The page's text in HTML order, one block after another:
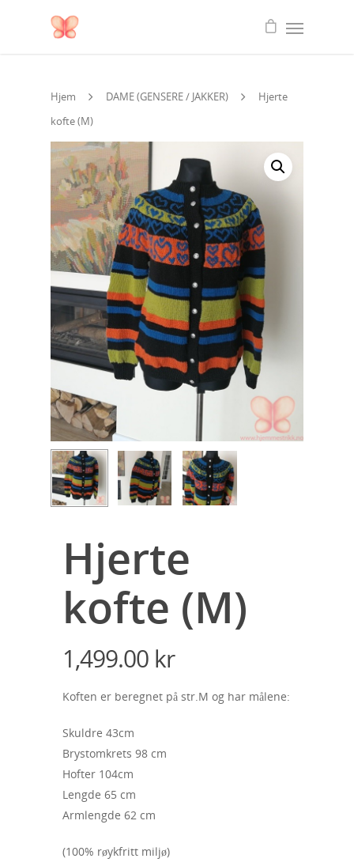
Hjem DAME (GENSERE / JAKKER)
Hjerte
kofte (M)
Hjerte
kofte (M)
1,499.00 kr
Koften er beregnet på str.M og har målene:
Skuldre 43cm
Brystomkrets 98 cm
Hofter 104cm
Lengde 65 cm
Armlengde 62 cm
(100% røykfritt miljø)